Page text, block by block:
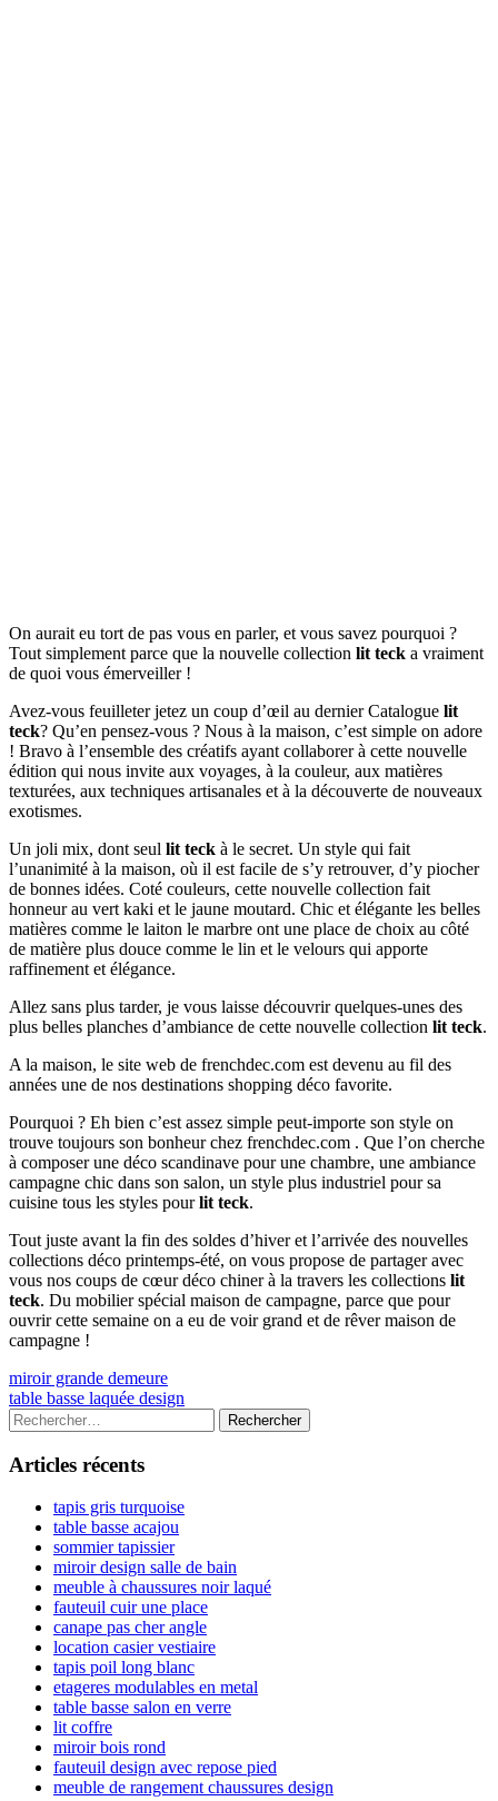
On aurait eu tort de pas vous en parler, et vous savez pourquoi ?
Tout simplement parce que la nouvelle collection lit teck a vraiment
de quoi vous émerveiller !
Avez-vous feuilleter jetez un coup d’œil au dernier Catalogue lit
teck? Qu’en pensez-vous ? Nous à la maison, c’est simple on adore
! Bravo à l’ensemble des créatifs ayant collaborer à cette nouvelle
édition qui nous invite aux voyages, à la couleur, aux matières
texturées, aux techniques artisanales et à la découverte de nouveaux
exotismes.
Un joli mix, dont seul lit teck à le secret. Un style qui fait
l’unanimité à la maison, où il est facile de s’y retrouver, d’y piocher
de bonnes idées. Coté couleurs, cette nouvelle collection fait
honneur au vert kaki et le jaune moutard. Chic et élégante les belles
matières comme le laiton le marbre ont une place de choix au côté
de matière plus douce comme le lin et le velours qui apporte
raffinement et élégance.
Allez sans plus tarder, je vous laisse découvrir quelques-unes des
plus belles planches d’ambiance de cette nouvelle collection lit teck.
A la maison, le site web de frenchdec.com est devenu au fil des
années une de nos destinations shopping déco favorite.
Pourquoi ? Eh bien c’est assez simple peut-importe son style on
trouve toujours son bonheur chez frenchdec.com . Que l’on cherche
à composer une déco scandinave pour une chambre, une ambiance
campagne chic dans son salon, un style plus industriel pour sa
cuisine tous les styles pourlit teck.
Tout juste avant la fin des soldes d’hiver et l’arrivée des nouvelles
collections déco printemps-été, on vous propose de partager avec
vous nos coups de cœur déco chiner à la travers les collections lit
teck. Du mobilier spécial maison de campagne, parce que pour
ouvrir cette semaine on a eu de voir grand et de rêver maison de
campagne !
Navigation
de
l’article
Previous
article:
miroir grande demeure
Next
article:
table basse laquée design
Colonne
latérale
principale
Rechercher :
Articles récents
tapis gris turquoise
table basse acajou
sommier tapissier
miroir design salle de bain
meuble à chaussures noir laqué
fauteuil cuir une place
canape pas cher angle
location casier vestiaire
tapis poil long blanc
etageres modulables en metal
table basse salon en verre
lit coffre
miroir bois rond
fauteuil design avec repose pied
meuble de rangement chaussures design